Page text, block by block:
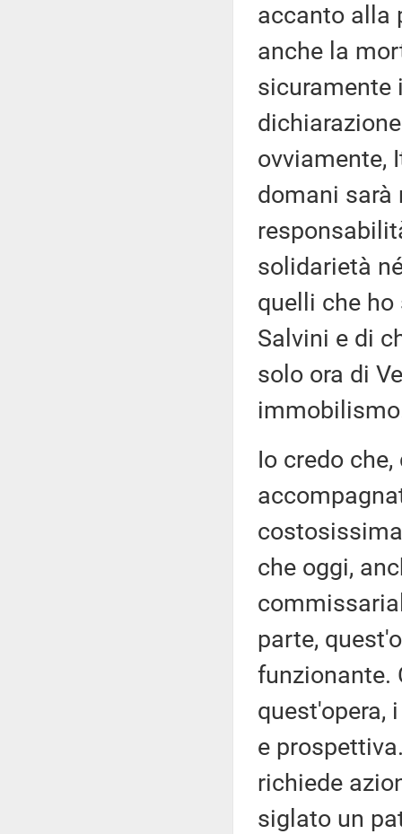
accanto alla
anche la
sicuramente
ovviamente,
domani sarà
solidarietà
quelli che
Salvini e di
solo ora di
Io credo
che oggi,
parte,
funzionante.
quest'opera,
e
richiede
siglato un